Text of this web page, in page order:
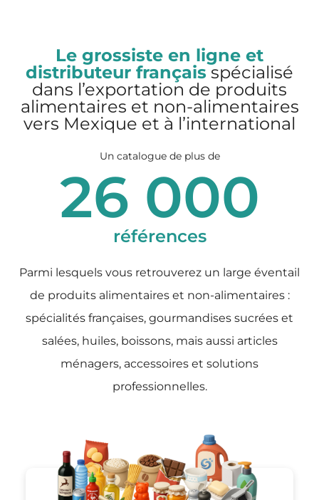
Le grossiste en ligne et
distributeur français spécialisé
dans l’exportation de produits
alimentaires et non-alimentaires
vers Mexique et à l’international
Un catalogue de plus de
26 000
références
Parmi lesquels vous retrouverez un large éventail
de produits alimentaires et non-alimentaires :
spécialités françaises, gourmandises sucrées et
salées, huiles, boissons, mais aussi articles
ménagers, accessoires et solutions
professionnelles.